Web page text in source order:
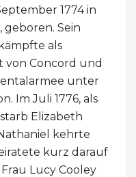
1774 in
geboren. Sein
als
von Concord und
unter
Im Juli 1776, als
Elizabeth
kehrte
kurz darauf
Lucy Cooley